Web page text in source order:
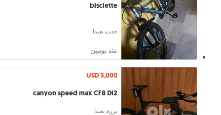
bisclette
حدت, بعبدا
منذ يومين
USD 3,000
canyon speed max CF8 Di2
يرزة, بعبدا